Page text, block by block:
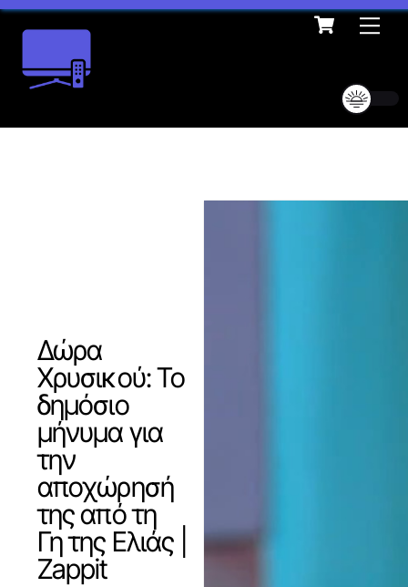
Skip
content
Cart
Δώρα
Χρυσικού: Το
δημόσιο
μήνυμα για
την
αποχώρησή
της από τη
Γη της Ελιάς |
Zappit